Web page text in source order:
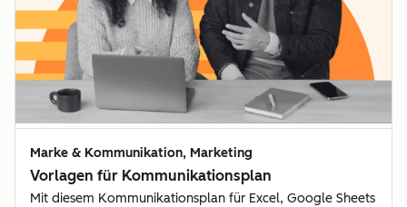
Marke & Kommunikation, Marketing
Vorlagen für Kommunika­tionsplan
Mit diesem Kommunikationsplan für Excel, Google Sheets